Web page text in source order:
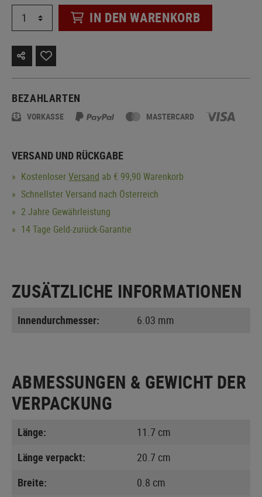
IN DEN WARENKORB
BEZAHLARTEN
VORKASSE MASTERCARD
VERSAND UND RÜCKGABE
KostenloserVersand ab € 99,90 Warenkorb
Schnellster Versand nach Österreich
2 Jahre Gewährleistung
14 Tage Geld-zurück-Garantie
ZUSÄTZLICHE INFORMATIONEN
Innendurchmesser: 6.03 mm
ABMESSUNGEN & GEWICHT DER
VERPACKUNG
Länge:
11.7 cm
Länge verpackt:
20.7 cm
Breite:
0.8 cm